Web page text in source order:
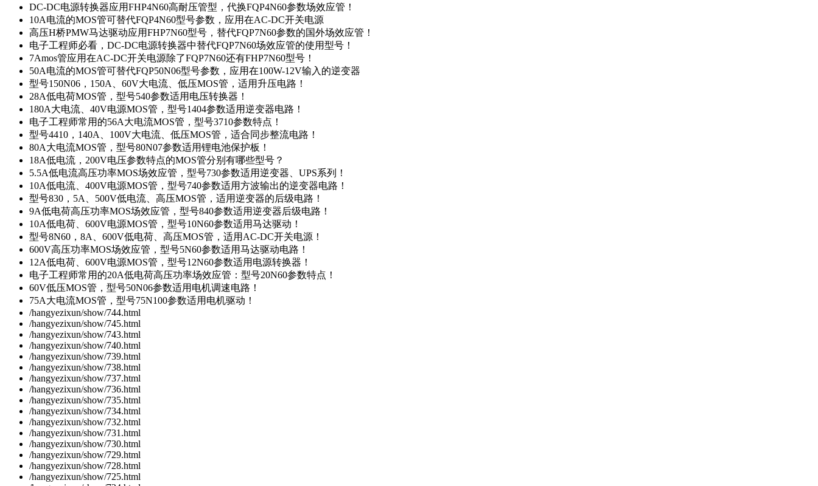
DC-DC电源转换器应用FHP4N60高耐压管型，代换FQP4N60参数场效应管！
10A电流的MOS管可替代FQP4N60型号参数，应用在AC-DC开关电源
高压H桥PMW马达驱动应用FHP7N60型号，替代FQP7N60参数的国外场效应管！
电子工程师必看，DC-DC电源转换器中替代FQP7N60场效应管的使用型号！
7Amos管应用在AC-DC开关电源除了FQP7N60还有FHP7N60型号！
50A电流的MOS管可替代FQP50N06型号参数，应用在100W-12V输入的逆变器
型号150N06，150A、60V大电流、低压MOS管，适用升压电路！
28A低电荷MOS管，型号540参数适用电压转换器！
180A大电流、40V电源MOS管，型号1404参数适用逆变器电路！
电子工程师常用的56A大电流MOS管，型号3710参数特点！
型号4410，140A、100V大电流、低压MOS管，适合同步整流电路！
80A大电流MOS管，型号80N07参数适用锂电池保护板！
18A低电流，200V电压参数特点的MOS管分别有哪些型号？
5.5A低电流高压功率MOS场效应管，型号730参数适用逆变器、UPS系列！
10A低电流、400V电源MOS管，型号740参数适用方波输出的逆变器电路！
型号830，5A、500V低电流、高压MOS管，适用逆变器的后级电路！
9A低电荷高压功率MOS场效应管，型号840参数适用逆变器后级电路！
10A低电荷、600V电源MOS管，型号10N60参数适用马达驱动！
型号8N60，8A、600V低电荷、高压MOS管，适用AC-DC开关电源！
600V高压功率MOS场效应管，型号5N60参数适用马达驱动电路！
12A低电荷、600V电源MOS管，型号12N60参数适用电源转换器！
电子工程师常用的20A低电荷高压功率场效应管：型号20N60参数特点！
60V低压MOS管，型号50N06参数适用电机调速电路！
75A大电流MOS管，型号75N100参数适用电机驱动！
/hangyezixun/show/744.html
/hangyezixun/show/745.html
/hangyezixun/show/743.html
/hangyezixun/show/740.html
/hangyezixun/show/739.html
/hangyezixun/show/738.html
/hangyezixun/show/737.html
/hangyezixun/show/736.html
/hangyezixun/show/735.html
/hangyezixun/show/734.html
/hangyezixun/show/732.html
/hangyezixun/show/731.html
/hangyezixun/show/730.html
/hangyezixun/show/729.html
/hangyezixun/show/728.html
/hangyezixun/show/725.html